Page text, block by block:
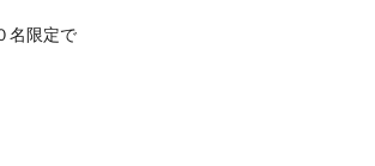
名限定で